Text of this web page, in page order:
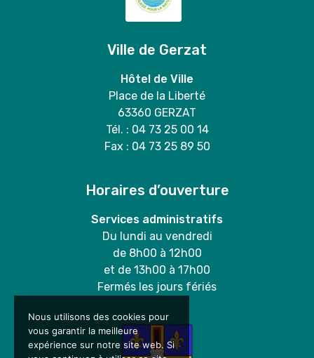
Ville de Gerzat
Hôtel de Ville
Place de la Liberté
63360 GERZAT
Tél. : 04 73 25 00 14
Fax : 04 73 25 89 50
Horaires d’ouverture
Services administratifs
Du lundi au vendredi
de 8h00 à 12h00
et de 13h00 à 17h00
Fermés les jours fériés
Nous utilisons des cookies pour
vous garantir la meilleure
expérience sur notre site web. Si